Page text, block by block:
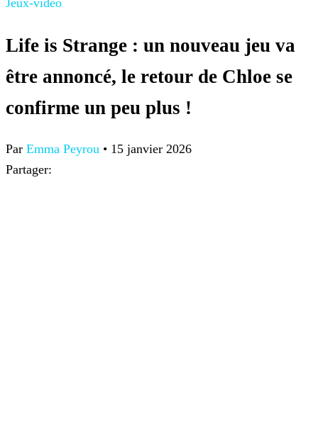
Jeux-vidéo
Life is Strange : un nouveau jeu va
être annoncé, le retour de Chloe se
confirme un peu plus !
Par Emma Peyrou • 15 janvier 2026
Partager: